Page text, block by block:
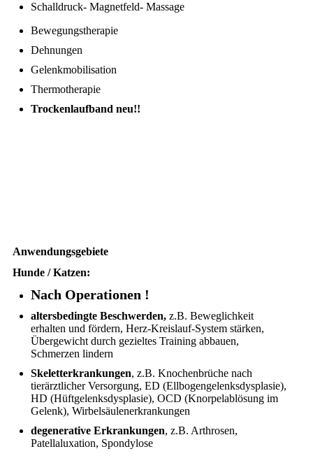
Schalldruck- Magnetfeld- Massage
Bewegungstherapie
Dehnungen
Gelenkmobilisation
Thermotherapie
Trockenlaufband neu!!
Anwendungsgebiete
Hunde / Katzen:
Nach Operationen !
altersbedingte Beschwerden,z.B. Beweglichkeit
erhalten und fördern, Herz-Kreislauf-System stärken,
Übergewicht durch gezieltes Training abbauen,
Schmerzen lindern
Skeletterkrankungen, z.B. Knochenbrüche nach
tierärztlicher Versorgung, ED (Ellbogengelenksdysplasie),
HD (Hüftgelenksdysplasie), OCD (Knorpelablösung im
Gelenk), Wirbelsäulenerkrankungen
degenerative Erkrankungen, z.B. Arthrosen,
Patellaluxation, Spondylose